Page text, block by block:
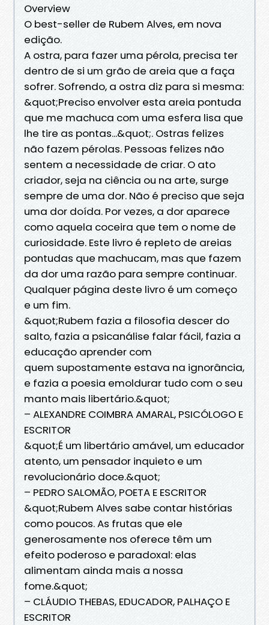
Overview
O best-seller de Rubem Alves, em nova
edição.
A ostra, para fazer uma pérola, precisa ter
dentro de si um grão de areia que a faça
sofrer. Sofrendo, a ostra diz para si mesma:
&quot;Preciso envolver esta areia pontuda
que me machuca com uma esfera lisa que
lhe tire as pontas...&quot;. Ostras felizes
não fazem pérolas. Pessoas felizes não
sentem a necessidade de criar. O ato
criador, seja na ciência ou na arte, surge
sempre de uma dor. Não é preciso que seja
uma dor doída. Por vezes, a dor aparece
como aquela coceira que tem o nome de
curiosidade. Este livro é repleto de areias
pontudas que machucam, mas que fazem
da dor uma razão para sempre continuar.
Qualquer página deste livro é um começo
e um fim.
&quot;Rubem fazia a filosofia descer do
salto, fazia a psicanálise falar fácil, fazia a
educação aprender com
quem supostamente estava na ignorância,
e fazia a poesia emoldurar tudo com o seu
manto mais libertário.&quot;
– ALEXANDRE COIMBRA AMARAL, PSICÓLOGO E
ESCRITOR
&quot;É um libertário amável, um educador
atento, um pensador inquieto e um
revolucionário doce.&quot;
– PEDRO SALOMÃO, POETA E ESCRITOR
&quot;Rubem Alves sabe contar histórias
como poucos. As frutas que ele
generosamente nos oferece têm um
efeito poderoso e paradoxal: elas
alimentam ainda mais a nossa
fome.&quot;
– CLÁUDIO THEBAS, EDUCADOR, PALHAÇO E
ESCRITOR